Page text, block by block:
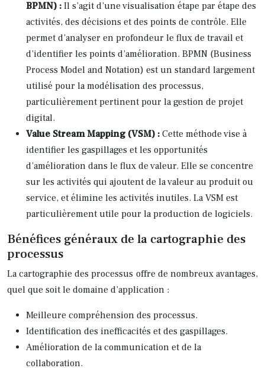
BPMN) : Il s’agit d’une visualisation étape par étape des
activités, des décisions et des points de contrôle. Elle
permet d’analyser en profondeur le flux de travail et
d’identifier les points d’amélioration. BPMN (Business
Process Model and Notation) est un standard largement
utilisé pour la modélisation des processus,
particulièrement pertinent pour la gestion de projet
digital.
Value Stream Mapping (VSM) : Cette méthode vise à
identifier les gaspillages et les opportunités
d’amélioration dans le flux de valeur. Elle se concentre
sur les activités qui ajoutent de la valeur au produit ou
service, et élimine les activités inutiles. La VSM est
particulièrement utile pour la production de logiciels.
Bénéfices généraux de la cartographie des
processus
La cartographie des processus offre de nombreux avantages,
quel que soit le domaine d’application :
Meilleure compréhension des processus.
Identification des inefficacités et des gaspillages.
Amélioration de la communication et de la
collaboration.